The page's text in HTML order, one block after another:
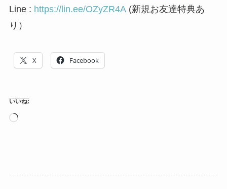
Line : https://lin.ee/OZyZR4A(新規お友達特典あ
り）
X Facebook
いいね:
読